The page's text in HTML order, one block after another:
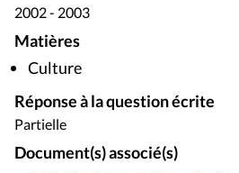
2002 - 2003
Matières
Culture
Réponse à la question écrite
Partielle
Document(s) associé(s)